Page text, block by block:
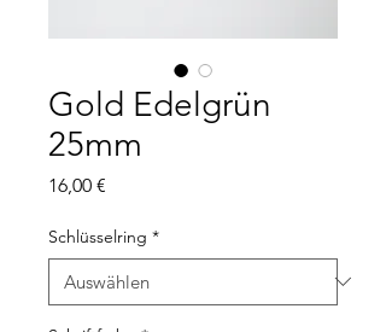
Gold Edelgrün
25mm
16,00 €
Schlüsselring *